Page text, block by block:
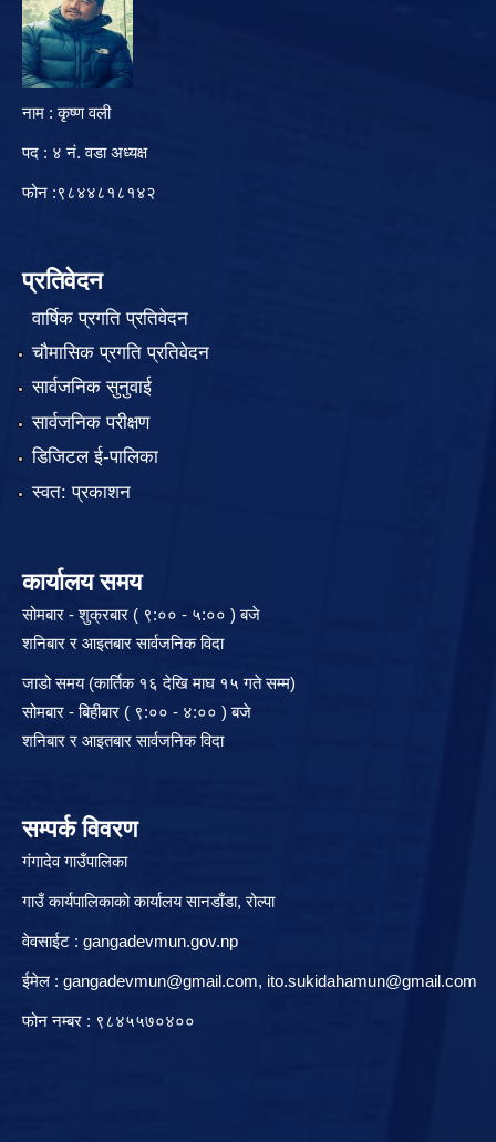
नाम : कृष्ण वली
पद : ४ नं. वडा अध्यक्ष
फोन :९८४४८१८१४२
प्रतिवेदन
वार्षिक प्रगति प्रतिवेदन
चौमासिक प्रगति प्रतिवेदन
सार्वजनिक सुनुवाई
सार्वजनिक परीक्षण
डिजिटल ई-पालिका
स्वत: प्रकाशन
कार्यालय समय
सोमबार - शुक्रबार ( ९:०० - ५:०० ) बजे
शनिबार र आइतबार सार्वजनिक विदा
जाडो समय (कार्तिक १६ देखि माघ १५ गते सम्म)
सोमबार - बिहीबार ( ९:०० - ४:०० ) बजे
शनिबार र आइतबार सार्वजनिक विदा
सम्पर्क विवरण
गंगादेव गाउँपालिका
गाउँ कार्यपालिकाको कार्यालय सानडाँडा, रो‍‍ल्पा
वेवसाईट : gangadevmun.gov.np
ईमेल : gangadevmun@gmail.com, ito.sukidahamun@gmail.com
फोन नम्बर : ९८४५५७०४००